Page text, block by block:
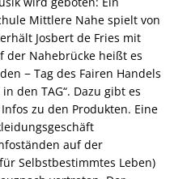
Mittlere Nahe spielt von
Josbert de Fries mit
der Nahebrücke heißt es
− Tag des Fairen Handels
in den TAG“. Dazu gibt es
zu den Produkten. Eine
auf der
Selbstbestimmtes Leben)